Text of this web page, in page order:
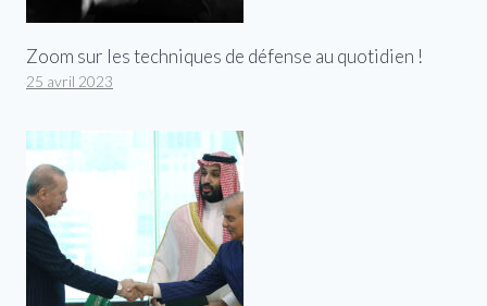
Zoom sur les techniques de défense au quotidien !
25 avril 2023